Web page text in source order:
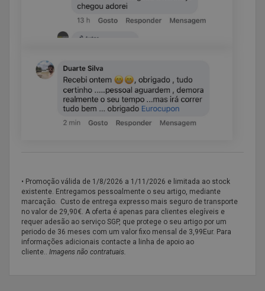
• Promoção válida de 1/8/2026 a 1/11/2026 e limitada ao stock
existente. Entregamos pessoalmente o seu artigo, mediante
marcação. Custo de entrega expresso mais seguro de transporte
no valor de 29,90€. A oferta é apenas para clientes elegíveis e
requer adesão ao serviço SGP, que protege o seu artigo por um
periodo de 36 meses com um valor fixo mensal de 3,99Eur. Para
informações adicionais contacte a linha de apoio ao
cliente.. Imagens não contratuais.